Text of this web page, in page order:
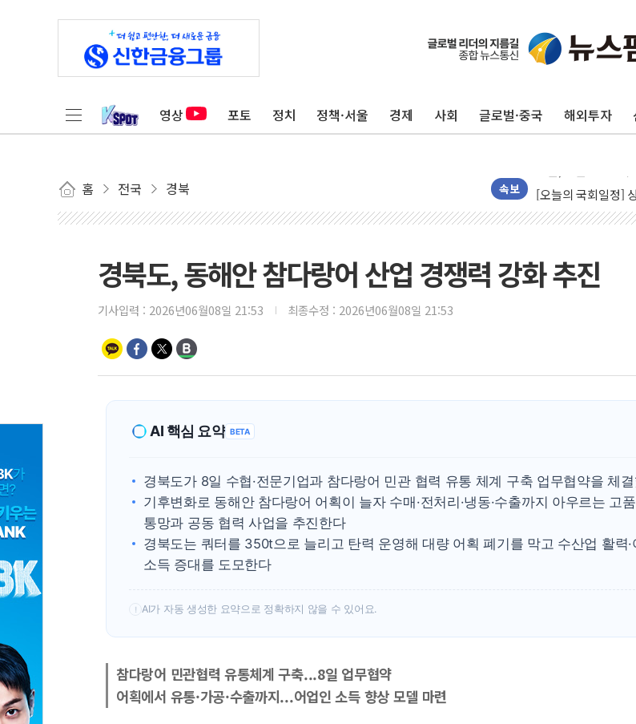
영상 포토 정치 정책·서울 경제 사회 글로벌·중국 해외투자
홈 전국 경북 속보
뉴욕증시, 유가·금
[오늘의 국회일정]
[민주 당권주자 일
[오늘의 정치일정] 8
이란, 美·이스라엘
리투아니아 국방 "
구광모, 내주 실리
뉴욕증시 개장 전
김정관 장관 "영업
금값 7주 만에 최고
[인도증시] 중동 긴
러, 1인칭시점 드
[베트남 증시] 지수
'월가의 황제' 다
양주 섬유염색공
경북도, 동해안 참다랑어 산업 경쟁력 강화 추진
기사입력 : 2026년06월08일 21:53 최종수정 : 2026년06월08일 21:53
AI 핵심 요약 BETA
경북도가 8일 수협·전문기업과 참다랑어 민관 협력 유통 체계 구축 업무협약을 체
기후변화로 동해안 참다랑어 어획이 늘자 수매·전처리·냉동·수출까지 아우르는 고
통망과 공동 협력 사업을 추진한다
경북도는 쿼터를 350t으로 늘리고 탄력 운영해 대량 어획 폐기를 막고 수산업 활력·
소득 증대를 도모한다
! AI가 자동 생성한 요약으로 정확하지 않을 수 있어요.
참다랑어 민관협력 유통체계 구축...8일 업무협약
어획에서 유통·가공·수출까지...어업인 소득 향상 모델 마련